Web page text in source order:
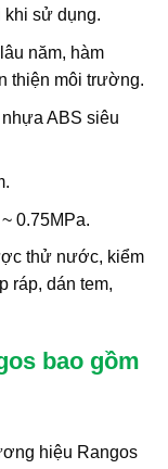
khi sử dụng.
năm, hàm
thiện môi trường.
ABS siêu
0.75MPa.
thử nước, kiểm
ráp, dán tem,
bao gồm
hiệu Rangos